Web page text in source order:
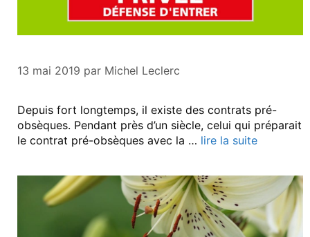
13 mai 2019 par Michel Leclerc
Depuis fort longtemps, il existe des contrats pré-
obsèques. Pendant près d’un siècle, celui qui préparait
le contrat pré-obsèques avec la … lire la suite